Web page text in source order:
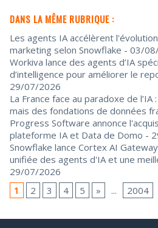
DANS LA MÊME RUBRIQUE :
Les agents IA accélèrent
marketing selon Snowflake - 03/
Workiva lance des agents d’IA
d’intelligence pour améliorer le
29/07/2026
La France face au paradoxe de
mais des fondations de données
Progress Software annonce
plateforme IA et Data de Domo -
Snowflake lance Cortex AI
unifiée des agents d'IA et une
29/07/2026
1
2 3 4 5 » ... 2004